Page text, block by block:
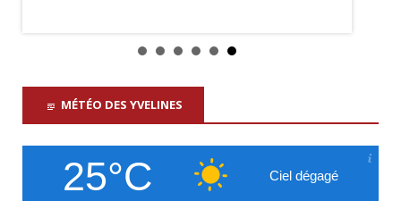
MÉTÉO DES YVELINES
25°C Ciel dégagé